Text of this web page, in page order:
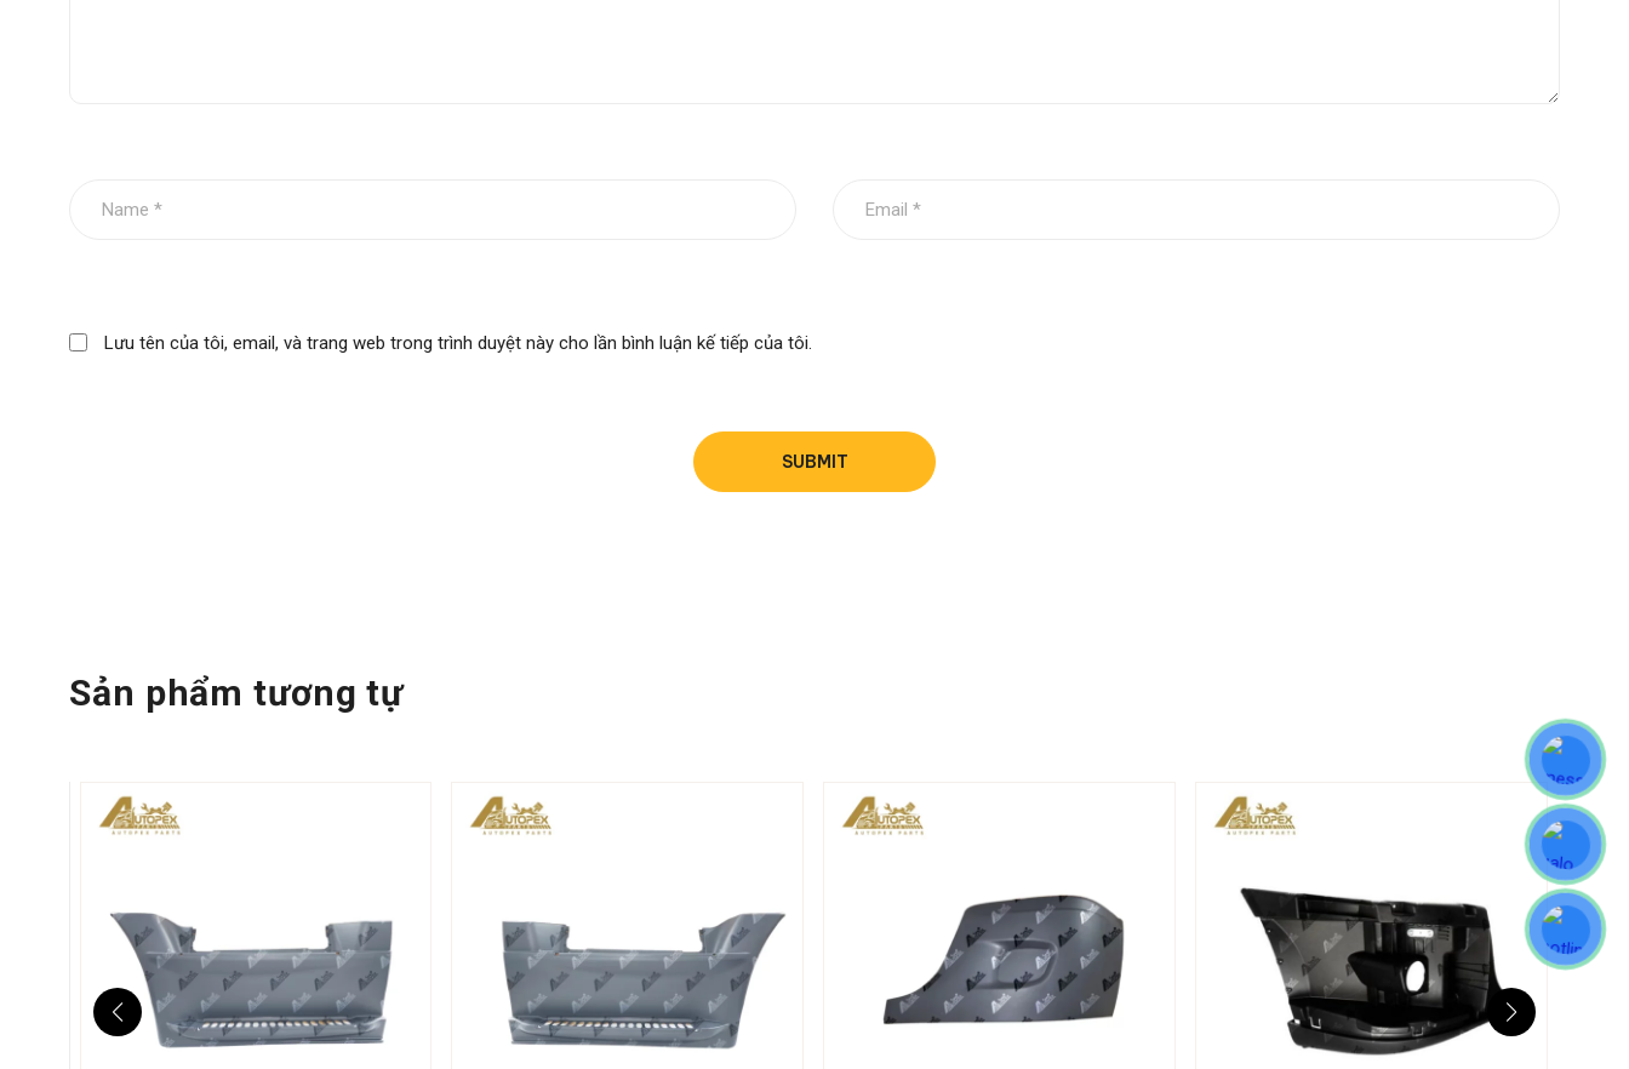
Lưu tên của tôi, email, và trang web trong trình duyệt này cho lần bình luận kế tiếp của tôi.
Sản phẩm tương tự